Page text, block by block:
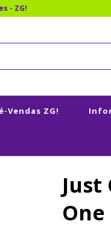
- ZG!
Vendas ZG!
Just